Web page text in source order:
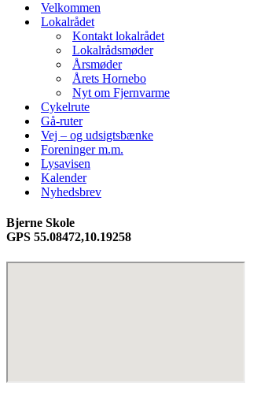
Velkommen
Lokalrådet
Kontakt lokalrådet
Lokalrådsmøder
Årsmøder
Årets Hornebo
Nyt om Fjernvarme
Cykelrute
Gå-ruter
Vej – og udsigtsbænke
Foreninger m.m.
Lysavisen
Kalender
Nyhedsbrev
Bjerne Skole
GPS 55.08472,10.19258